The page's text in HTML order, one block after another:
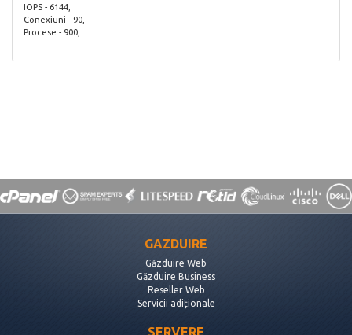
IOPS - 6144,
Conexiuni - 90,
Procese - 900,
GAZDUIRE
Găzduire Web
Găzduire Business
Reseller Web
Servicii adiționale